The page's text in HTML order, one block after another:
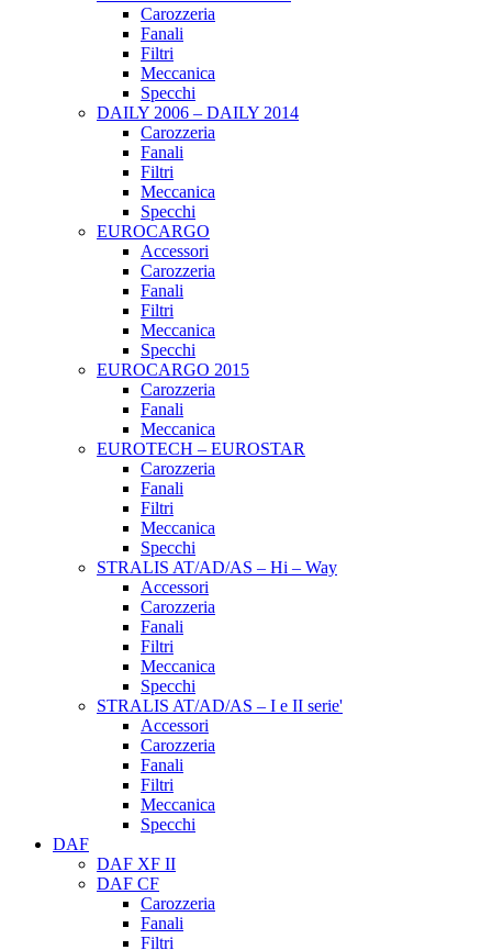
Carozzeria
Fanali
Filtri
Meccanica
Specchi
DAILY 2006 – DAILY 2014
Carozzeria
Fanali
Filtri
Meccanica
Specchi
EUROCARGO
Accessori
Carozzeria
Fanali
Filtri
Meccanica
Specchi
EUROCARGO 2015
Carozzeria
Fanali
Meccanica
EUROTECH – EUROSTAR
Carozzeria
Fanali
Filtri
Meccanica
Specchi
STRALIS AT/AD/AS – Hi – Way
Accessori
Carozzeria
Fanali
Filtri
Meccanica
Specchi
STRALIS AT/AD/AS – I e II serie'
Accessori
Carozzeria
Fanali
Filtri
Meccanica
Specchi
DAF
DAF XF II
DAF CF
Carozzeria
Fanali
Filtri